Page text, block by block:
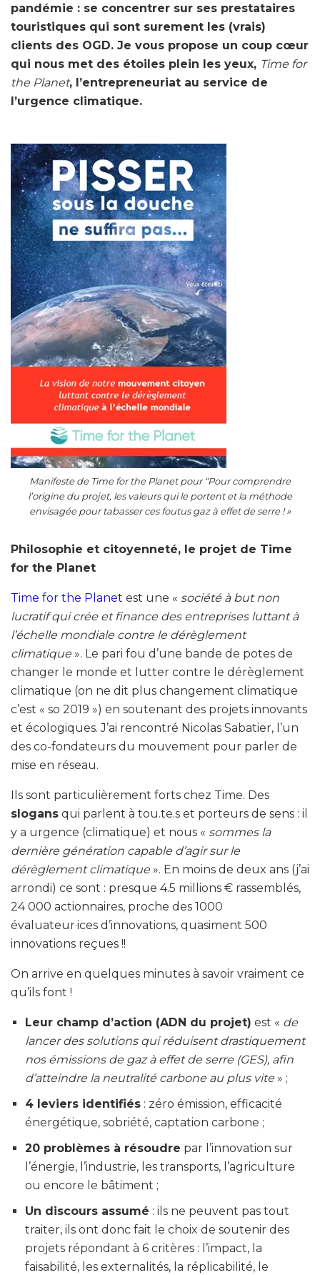
pandémie : se concentrer sur ses prestataires
touristiques qui sont surement les (vrais)
clients des OGD. Je vous propose un coup cœur
qui nous met des étoiles plein les yeux, Time for
the Planet, l’entrepreneuriat au service de
l’urgence climatique.
Manifeste de Time for the Planet pour “Pour comprendre
l’origine du projet, les valeurs qui le portent et la méthode
envisagée pour tabasser ces foutus gaz à effet de serre ! »
Philosophie et citoyenneté, le projet de Time
for the Planet
Time for the Planet est une « société à but non
lucratif qui crée et finance des entreprises luttant à
l’échelle mondiale contre le dérèglement
climatique ». Le pari fou d’une bande de potes de
changer le monde et lutter contre le dérèglement
climatique (on ne dit plus changement climatique
c’est « so 2019 ») en soutenant des projets innovants
et écologiques. J’ai rencontré Nicolas Sabatier, l’un
des co-fondateurs du mouvement pour parler de
mise en réseau.
Ils sont particulièrement forts chez Time. Des
slogans qui parlent à tou.te.s et porteurs de sens : il
y a urgence (climatique) et nous « sommes la
dernière génération capable d’agir sur le
dérèglement climatique ». En moins de deux ans (j’ai
arrondi) ce sont : presque 4.5 millions € rassemblés,
24 000 actionnaires, proche des 1000
évaluateur·ices d’innovations, quasiment 500
innovations reçues !!
On arrive en quelques minutes à savoir vraiment ce
qu’ils font !
Leur champ d’action (ADN du projet) est « de
lancer des solutions qui réduisent drastiquement
nos émissions de gaz à effet de serre (GES), afin
d’atteindre la neutralité carbone au plus vite » ;
4 leviers identifiés : zéro émission, efficacité
énergétique, sobriété, captation carbone ;
20 problèmes à résoudre par l’innovation sur
l’énergie, l’industrie, les transports, l’agriculture
ou encore le bâtiment ;
Un discours assumé : ils ne peuvent pas tout
traiter, ils ont donc fait le choix de soutenir des
projets répondant à 6 critères : l’impact, la
faisabilité, les externalités, la réplicabilité, le